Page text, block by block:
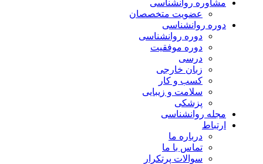
مشاوره روانشناسی
عضویت متخصصان
دوره روانشناسی
دوره روانشناسی
دوره موفقیت
درسی
زبان خارجی
کسب و کار
سلامت و زیبایی
پزشکی
مجله روانشناسی
ارتباط
درباره ما
تماس با ما
سوالات پرتکرار